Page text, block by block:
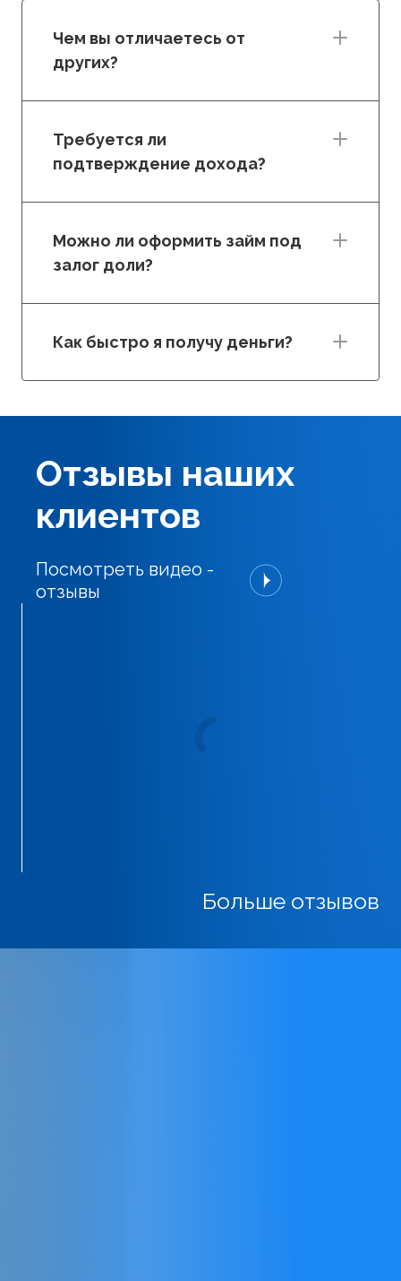
Чем вы отличаетесь от
других?
Требуется ли
подтверждение дохода?
Можно ли оформить займ под
залог доли?
Как быстро я получу деньги?
Отзывы наших
клиентов
Посмотреть видео -
отзывы
Больше отзывов